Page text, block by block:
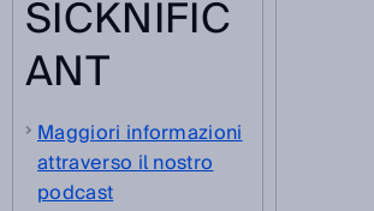
SICKNIFIC
ANT
Maggiori informazioni
attraverso il nostro
podcast